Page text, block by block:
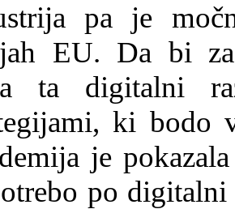
pa je
EU. Da bi
ta digitalni
ki bodo
je
po